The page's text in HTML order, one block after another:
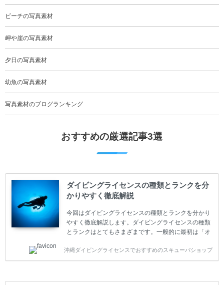
ビーチの写真素材
岬や崖の写真素材
夕日の写真素材
幼魚の写真素材
写真素材のブログランキング
おすすめの厳選記事3選
ダイビングライセンスの種類とランクを分
かりやすく徹底解説
今回はダイビングライセンスの種類とランクを分かり
やすく徹底解説します。ダイビングライセンスの種類
とランクはとてもさまざまです。一般的に最初は「オ
す。 ダイビングのライセンスカードはダイビングの教
育機関もしくは指導団体が発行しています。教育機関
ダイバーの育成・指導や安全管理、環境保全などの活
沖縄ダイビングライセンスでおすすめのスキューバショップ